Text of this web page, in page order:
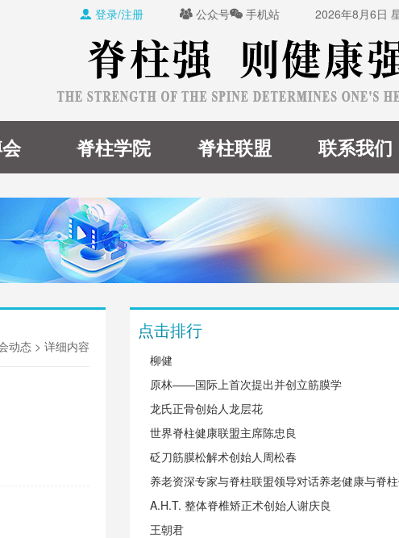
 登录/注册  公众号 手机站 2026年8月6日
脊柱学院 脊柱联盟 联系我们
动态 > 详细内容
点击排行
柳健
原林——国际上首次提出并创立筋膜学
龙氏正骨创始人龙层花
世界脊柱健康联盟主席陈忠良
砭刀筋膜松解术创始人周松春
养老资深专家与脊柱联盟领导对话养老健康与脊
A.H.T. 整体脊椎矫正术创始人谢庆良
王朝君